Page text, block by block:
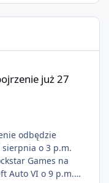
już 27
odbędzie
o 3 p.m.
Games na
Auto VI o 9 p.m.